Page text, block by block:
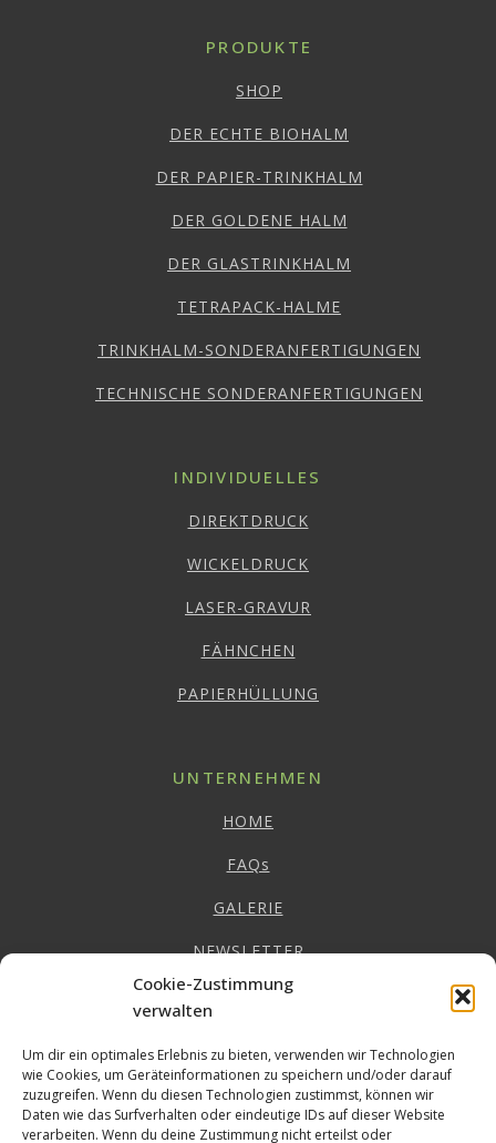
Cookie-Zustimmung
verwalten
Um dir ein optimales Erlebnis zu bieten, verwenden wir Technologien
wie Cookies, um Geräteinformationen zu speichern und/oder darauf
zuzugreifen. Wenn du diesen Technologien zustimmst, können wir
Daten wie das Surfverhalten oder eindeutige IDs auf dieser Website
verarbeiten. Wenn du deine Zustimmung nicht erteilst oder
PRODUKTE
SHOP
DER ECHTE BIOHALM
DER PAPIER-TRINKHALM
DER GOLDENE HALM
DER GLASTRINKHALM
TETRAPACK-HALME
TRINKHALM-SONDERANFERTIGUNGEN
TECHNISCHE SONDERANFERTIGUNGEN
INDIVIDUELLES
DIREKTDRUCK
WICKELDRUCK
LASER-GRAVUR
FÄHNCHEN
PAPIERHÜLLUNG
UNTERNEHMEN
HOME
FAQs
GALERIE
NEWSLETTER
IMPRESSUM
AGB
EU-COOKIE RICHTLINIE